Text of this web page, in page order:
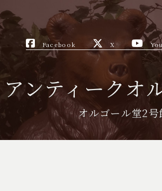
Facebook X
アンティークオ
オルゴール堂2号